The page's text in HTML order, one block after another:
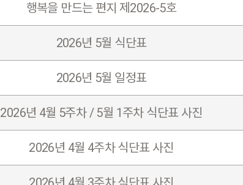
행복을 만드는 편지 제2026-5호
2026년 5월 식단표
2026년 5월 일정표
2026년 4월 5주차 / 5월 1주차 식단표 사진
2026년 4월 4주차 식단표 사진